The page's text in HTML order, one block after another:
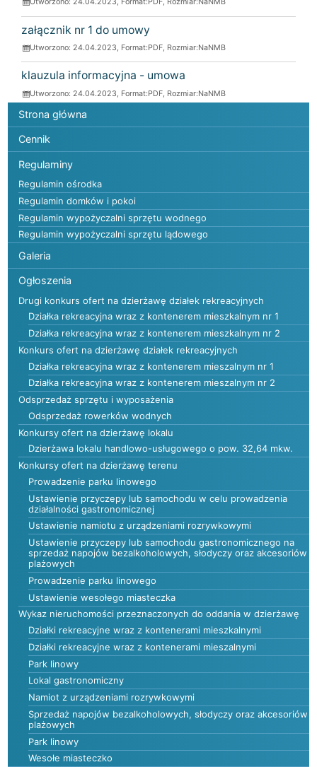
Utworzono: 24.04.2023, Format: PDF, Rozmiar: NaNMB
załącznik nr 1 do umowy
Utworzono: 24.04.2023, Format:PDF, Rozmiar:NaNMB
klauzula informacyjna - umowa
Utworzono: 24.04.2023, Format:PDF, Rozmiar:NaNMB
Menu główne
Strona główna
Cennik
Regulaminy
Regulamin ośrodka
Regulamin domków i pokoi
Regulamin wypożyczalni sprzętu wodnego
Regulamin wypożyczalni sprzętu lądowego
Galeria
Ogłoszenia
Drugi konkurs ofert na dzierżawę działek rekreacyjnych
Działka rekreacyjna wraz z kontenerem mieszkalnym nr 1
Działka rekreacyjna wraz z kontenerem mieszkalnym nr 2
Konkurs ofert na dzierżawę działek rekreacyjnych
Działka rekreacyjna wraz z kontenerem mieszalnym nr 1
Działka rekreacyjna wraz z kontenerem mieszalnym nr 2
Odsprzedaż sprzętu i wyposażenia
Odsprzedaż rowerków wodnych
Konkursy ofert na dzierżawę lokalu
Dzierżawa lokalu handlowo-usługowego o pow. 32,64 mkw.
Konkursy ofert na dzierżawę terenu
Prowadzenie parku linowego
Ustawienie przyczepy lub samochodu w celu prowadzenia
działalności gastronomicznej
Ustawienie namiotu z urządzeniami rozrywkowymi
Ustawienie przyczepy lub samochodu gastronomicznego na
sprzedaż napojów bezalkoholowych, słodyczy oraz akcesoriów
plażowych
Prowadzenie parku linowego
Ustawienie wesołego miasteczka
Wykaz nieruchomości przeznaczonych do oddania w dzierżawę
Działki rekreacyjne wraz z kontenerami mieszkalnymi
Działki rekreacyjne wraz z kontenerami mieszalnymi
Park linowy
Lokal gastronomiczny
Namiot z urządzeniami rozrywkowymi
Sprzedaż napojów bezalkoholowych, słodyczy oraz akcesoriów
plażowych
Park linowy
Wesołe miasteczko